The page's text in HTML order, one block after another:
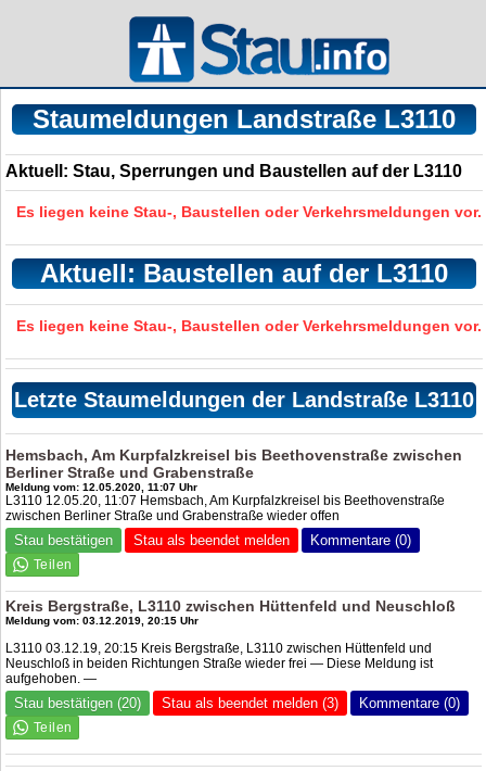
Staumeldungen Landstraße L3110
Aktuell: Stau, Sperrungen und Baustellen auf der L3110
Es liegen keine Stau-, Baustellen oder Verkehrsmeldungen vor.
Aktuell: Baustellen auf der L3110
Es liegen keine Stau-, Baustellen oder Verkehrsmeldungen vor.
Letzte Staumeldungen der Landstraße L3110
Hemsbach, Am Kurpfalzkreisel bis Beethovenstraße zwischen
Berliner Straße und Grabenstraße
Meldung vom: 12.05.2020, 11:07 Uhr
L3110 12.05.20, 11:07 Hemsbach, Am Kurpfalzkreisel bis Beethovenstraße
zwischen Berliner Straße und Grabenstraße wieder offen
Stau bestätigen Stau als beendet melden Kommentare (0)
Kreis Bergstraße, L3110 zwischen Hüttenfeld und Neuschloß
Meldung vom: 03.12.2019, 20:15 Uhr
L3110 03.12.19, 20:15 Kreis Bergstraße, L3110 zwischen Hüttenfeld und
Neuschloß in beiden Richtungen Straße wieder frei — Diese Meldung ist
aufgehoben. —
Stau bestätigen (20) Stau als beendet melden (3) Kommentare (0)